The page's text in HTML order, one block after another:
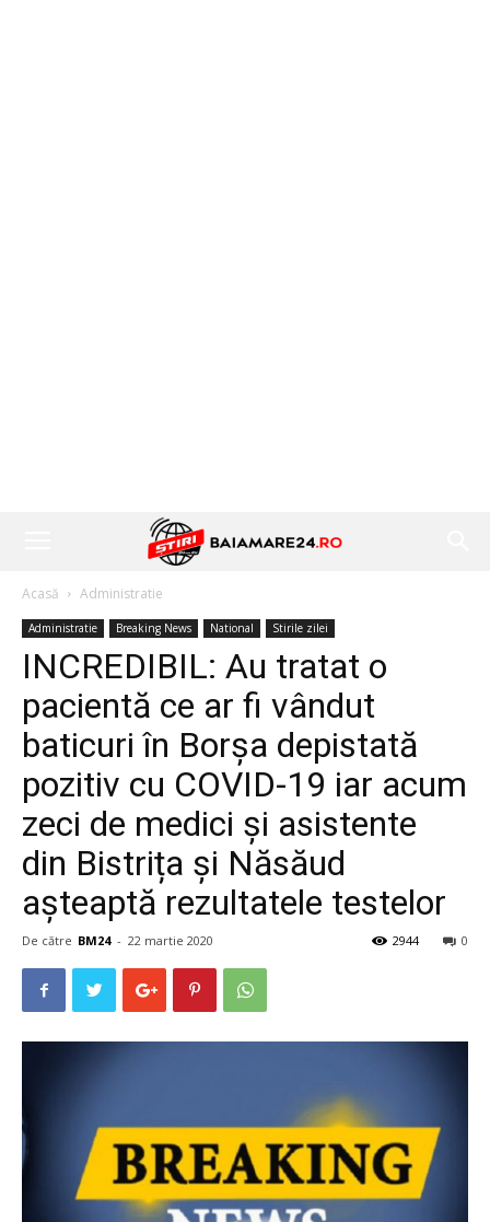
Acasă Administratie
Administratie Breaking News National Stirile zilei
INCREDIBIL: Au tratat o
pacientă ce ar fi vândut
baticuri în Borșa depistată
pozitiv cu COVID-19 iar acum
zeci de medici și asistente
din Bistrița și Năsăud
așteaptă rezultatele testelor
De către BM24 - 22 martie 2020 0
2944